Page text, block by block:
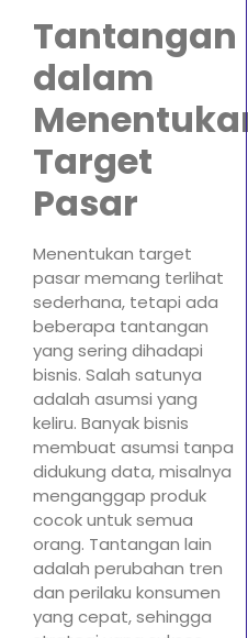
Tantangan
dalam
Target
Pasar
Menentukan target
pasar memang terlihat
sederhana, tetapi ada
beberapa tantangan
yang sering dihadapi
bisnis. Salah satunya
adalah asumsi yang
keliru. Banyak bisnis
membuat asumsi tanpa
didukung data, misalnya
menganggap produk
cocok untuk semua
orang. Tantangan lain
adalah perubahan tren
dan perilaku konsumen
yang cepat, sehingga